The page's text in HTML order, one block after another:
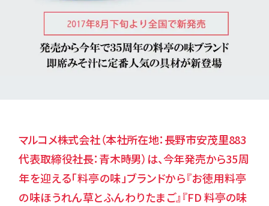
マルコメ株式会社（本社所在地：長野市安茂里883
代表取締役社長：青木時男）は、今年発売から35周
年を迎える「料亭の味」ブランドから『お徳用料亭
の味ほうれん草とふんわりたまご』『FD 料亭の味